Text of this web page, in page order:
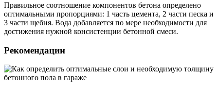
Правильное соотношение компонентов бетона определено
оптимальными пропорциями: 1 часть цемента, 2 части песка и
3 части щебня. Вода добавляется по мере необходимости для
достижения нужной консистенции бетонной смеси.
Рекомендации